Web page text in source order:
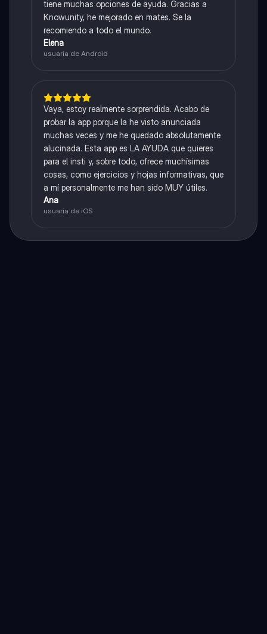
tiene muchas opciones de ayuda. Gracias a
Knowunity, he mejorado en mates. Se la
recomiendo a todo el mundo.
Elena
usuaria de Android
Vaya, estoy realmente sorprendida. Acabo de
probar la app porque la he visto anunciada
muchas veces y me he quedado absolutamente
alucinada. Esta app es LA AYUDA que quieres
para el insti y, sobre todo, ofrece muchísimas
cosas, como ejercicios y hojas informativas, que
a mí personalmente me han sido MUY útiles.
Ana
usuaria de iOS